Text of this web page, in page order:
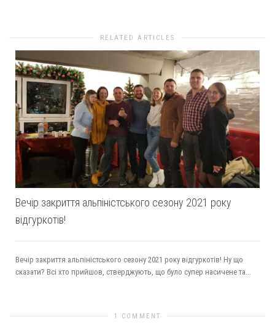
RELATED ARTICLES
Вечір закриття альпіністського сезону 2021 року
відгуркотів!
Вечір закриття альпіністського сезону 2021 року відгуркотів! Ну що
сказати? Всі хто прийшов, стверджують, що було супер насичене та...
1 COMMENT